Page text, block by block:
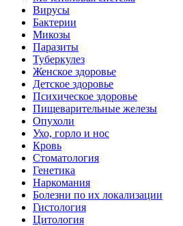
Вирусы
Бактерии
Микозы
Паразиты
Туберкулез
Женское здоровье
Детское здоровье
Психическое здоровье
Пищеварительные железы
Опухоли
Ухо, горло и нос
Кровь
Стоматология
Генетика
Наркомания
Болезни по их локализации
Гистология
Цитология